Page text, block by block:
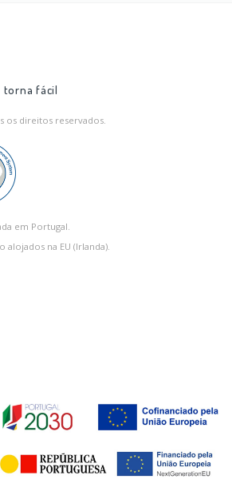
torna fácil
os direitos reservados.
em Portugal.
alojados na EU (Irlanda).